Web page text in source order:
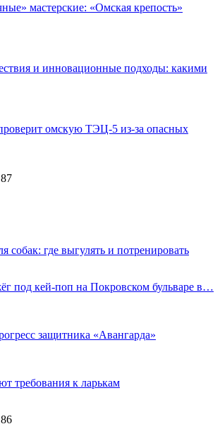
мастерские: «Омская крепость»
и инновационные подходы: какими
омскую ТЭЦ-5 из-за опасных
где выгулять и потренировать
под кей-поп на Покровском бульваре в…
защитника «Авангарда»
требования к ларькам